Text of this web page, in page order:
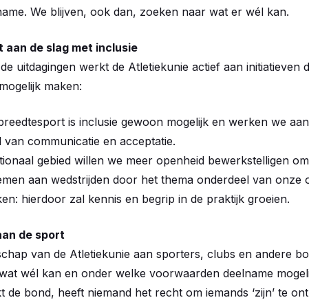
We blijven, ook dan, zoeken naar wat er wél kan.
aan de slag met inclusie
uitdagingen werkt de Atletiekunie actief aan initiatieven
maken:
is inclusie gewoon mogelijk en werken we
van communicatie en acceptatie.
gebied willen we meer openheid bewerkstelligen
aan wedstrijden door het thema onderdeel van onze
hierdoor zal kennis en begrip in de praktijk groeien.
de sport
van de Atletiekunie aan sporters, clubs en andere
wél kan en onder welke voorwaarden deelname
de bond, heeft niemand het recht om iemands ‘zijn’ te